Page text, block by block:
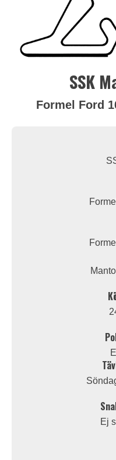
SSK
Formel Ford
Ej